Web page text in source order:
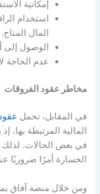
إمكانية
استخدام
المال المتاح.
الوصول إلى
عدم الحاجة
مخاطر عقود الفروقات
في المقابل، تحمل
المالية المرتبطة بها،
في بعض الحالات. لذلك
الخسارة أمرًا ضروريًا
ومن خلال منصة آفاق